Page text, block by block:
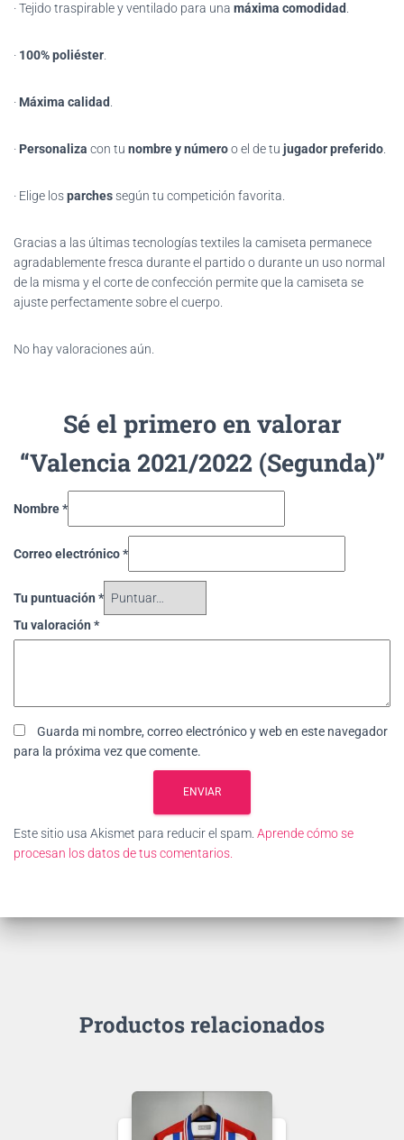
· Tejido traspirable y ventilado para una máxima comodidad.
· 100% poliéster.
· Máxima calidad.
· Personaliza con tu nombre y númeroo el de tu jugador preferido.
· Elige losparchessegún tu competición favorita.
Graciasa las últimas tecnologías textiles la camiseta permanece
agradablemente fresca durante el partido o durante un uso normal
de la misma y el corte de confección permite que la camiseta se
ajuste perfectamente sobre el cuerpo.
No hay valoraciones aún.
Sé el primero en valorar
“Valencia 2021/2022 (Segunda)”
Nombre*
Correo electrónico*
Tu puntuación *
Tu valoración *
Guarda mi nombre, correo electrónico y web en este navegador
para la próxima vez que comente.
Este sitio usa Akismet para reducir el spam. Aprende cómo se
procesan los datos de tus comentarios.
Productos relacionados